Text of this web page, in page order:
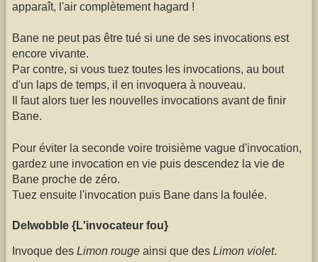
apparaît, l'air complètement hagard !
Bane ne peut pas être tué si une de ses invocations est
encore vivante.
Par contre, si vous tuez toutes les invocations, au bout
d'un laps de temps, il en invoquera à nouveau.
Il faut alors tuer les nouvelles invocations avant de finir
Bane.
Pour éviter la seconde voire troisième vague d'invocation,
gardez une invocation en vie puis descendez la vie de
Bane proche de zéro.
Tuez ensuite l'invocation puis Bane dans la foulée.
Delwobble {L'invocateur fou}
Invoque des Limon rouge ainsi que des Limon violet.